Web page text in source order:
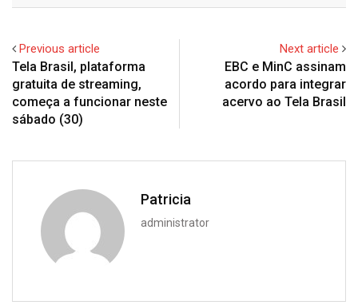
Previous article
Tela Brasil, plataforma
gratuita de streaming,
começa a funcionar neste
sábado (30)
Next article
EBC e MinC assinam
acordo para integrar
acervo ao Tela Brasil
Patricia
administrator